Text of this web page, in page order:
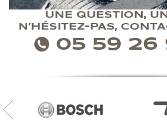
UNE QUESTION,
N’HÉSITEZ-PAS,
05 59 26